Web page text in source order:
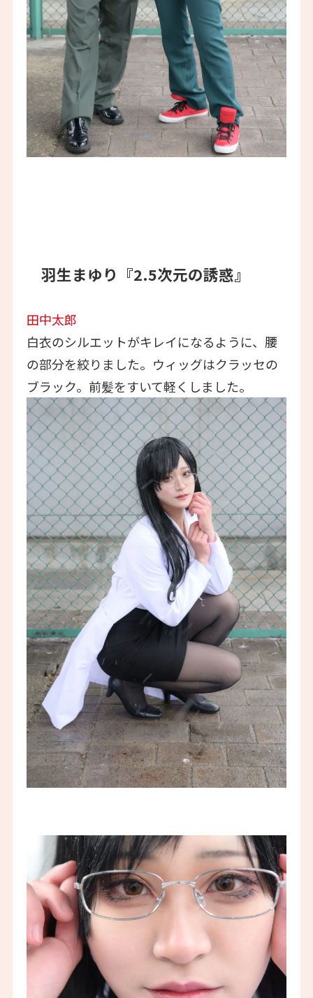
羽生まゆり『2.5次元の誘惑』
田中太郎
白衣のシルエットがキレイになるように、腰
の部分を絞りました。ウィッグはクラッセの
ブラック。前髪をすいて軽くしました。